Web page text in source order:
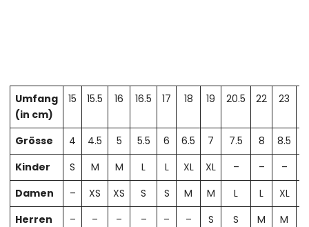
Umfang
(in cm)
15 15.5 16 16.5 17 18 19 20.5 22 23
Grösse 4 4.5 5 5.5 6 6.5 7 7.5 8 8.5
Kinder
S M M L L XL XL – – –
Damen
– XS XS S S M M L L XL
Herren
– – – – – – S S M M